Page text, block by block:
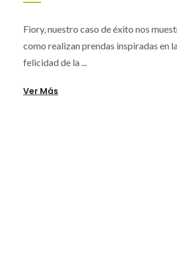
Fiory, nuestro caso de éxito nos
como realizan prendas inspiradas en
felicidad de la ...
Ver Más